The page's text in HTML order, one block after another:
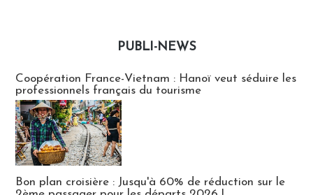
PUBLI-NEWS
Coopération France-Vietnam : Hanoï veut séduire les
professionnels français du tourisme
Bon plan croisière : Jusqu'à 60% de réduction sur le